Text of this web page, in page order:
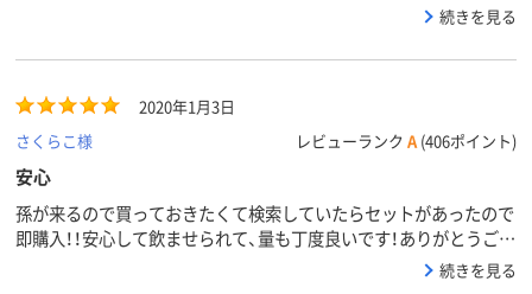
続きを見る
2020年1月3日
さくらこ様
レビューランク A (406ポイント)
安心
孫が来るので買っておきたくて検索していたらセットがあったので
即購入！！安心して飲ませられて、量も丁度良いです！ありがとうござ
続きを見る